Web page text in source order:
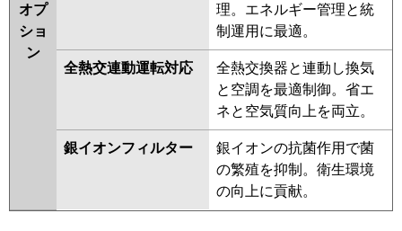
オプ
ショ
ン
理。エネルギー管理と統
制運用に最適。
全熱交連動運転対応
全熱交換器と連動し換気
と空調を最適制御。省エ
ネと空気質向上を両立。
銀イオンフィルター
銀イオンの抗菌作用で菌
の繁殖を抑制。衛生環境
の向上に貢献。